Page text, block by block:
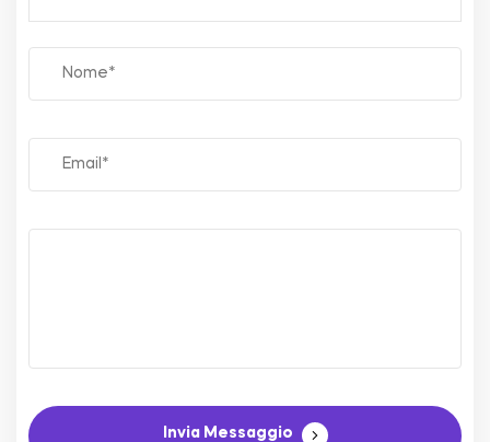
Invia Messaggio